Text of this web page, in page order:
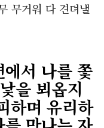
무거워 다 견뎌낼
서 나를 쫓
을 뵈옵지
하며 유리하